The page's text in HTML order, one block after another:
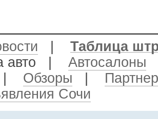
Таблица
авто
Автосалоны
Обзоры
Сочи